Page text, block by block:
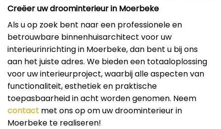
Creëer uw droominterieur in Moerbeke
Als u op zoek bent naar een professionele en
betrouwbare binnenhuisarchitect voor uw
interieurinrichting in Moerbeke, dan bent u bij ons
aan het juiste adres. We bieden een totaaloplossing
voor uw interieurproject, waarbij alle aspecten van
functionaliteit, esthetiek en praktische
toepasbaarheid in acht worden genomen. Neem
contact met ons op om uw droominterieur in
Moerbeke te realiseren!